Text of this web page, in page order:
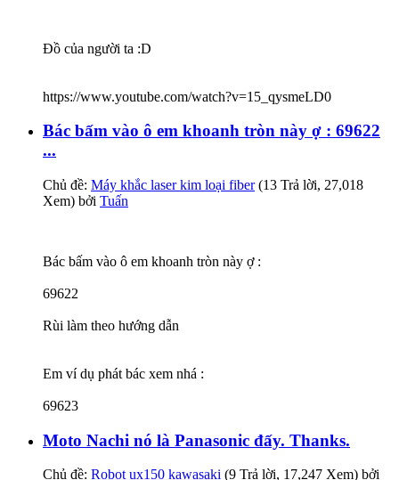
Đồ của người ta :D
https://www.youtube.com/watch?v=15_qysmeLD0
Bác bấm vào ô em khoanh tròn này ợ : 69622
...
Chủ đề: Máy khắc laser kim loại fiber(13 Trả lời, 27,018
Xem) bởi Tuấn
Bác bấm vào ô em khoanh tròn này ợ :
69622
Rùi làm theo hướng dẫn
Em ví dụ phát bác xem nhá :
69623
Moto Nachi nó là Panasonic đấy. Thanks.
Chủ đề: Robot ux150 kawasaki (9 Trả lời, 17,247 Xem) bởi